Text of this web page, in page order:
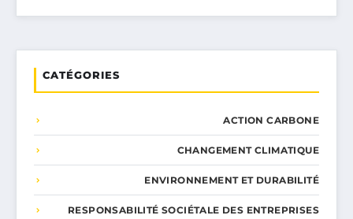
CATÉGORIES
ACTION CARBONE
CHANGEMENT CLIMATIQUE
ENVIRONNEMENT ET DURABILITÉ
RESPONSABILITÉ SOCIÉTALE DES ENTREPRISES